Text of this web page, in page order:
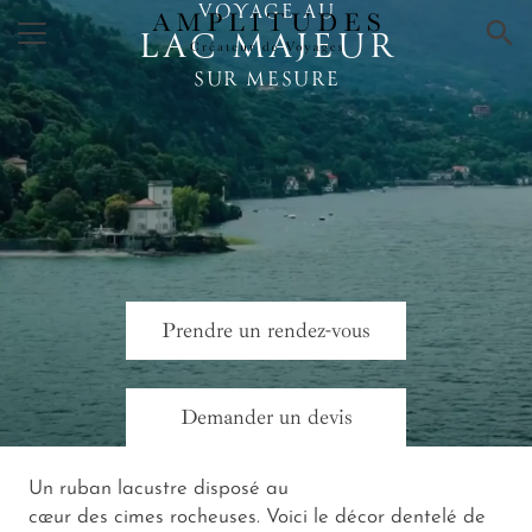
× VOYAGE AU
LAC MAJEUR
SUR MESURE
Prendre un rendez-vous
Demander un devis
Un ruban lacustre disposé au
cœur des cimes rocheuses. Voici le décor dentelé de